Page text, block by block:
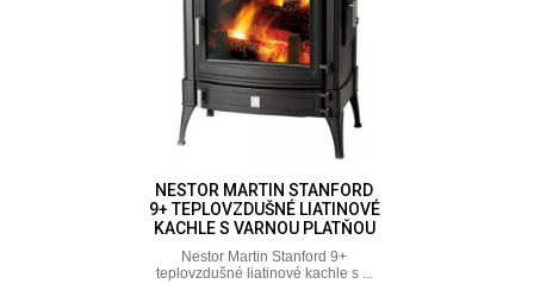
NESTOR MARTIN STANFORD
9+ TEPLOVZDUŠNÉ LIATINOVÉ
KACHLE S VARNOU PLATŇOU
Nestor Martin Stanford 9+
teplovzdušné liatinové kachle s ...